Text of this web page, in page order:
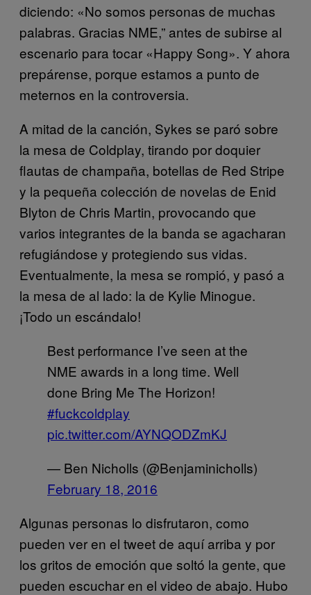
diciendo: «No somos personas de muchas
palabras. Gracias NME,” antes de subirse al
escenario para tocar «Happy Song». Y ahora
prepárense, porque estamos a punto de
meternos en la controversia.
A mitad de la canción, Sykes se paró sobre
la mesa de Coldplay, tirando por doquier
flautas de champaña, botellas de Red Stripe
y la pequeña colección de novelas de Enid
Blyton de Chris Martin, provocando que
varios integrantes de la banda se agacharan
refugiándose y protegiendo sus vidas.
Eventualmente, la mesa se rompió, y pasó a
la mesa de al lado: la de Kylie Minogue.
¡Todo un escándalo!
Best performance I’ve seen at the
NME awards in a long time. Well
done Bring Me The Horizon!
#fuckcoldplay
pic.twitter.com/AYNQODZmKJ
— Ben Nicholls (@Benjaminicholls)
February 18, 2016
Algunas personas lo disfrutaron, como
pueden ver en el tweet de aquí arriba y por
los gritos de emoción que soltó la gente, que
pueden escuchar en el video de abajo. Hubo